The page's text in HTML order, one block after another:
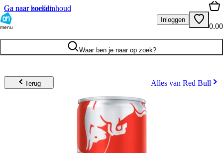
Ga naar hoofdinhoud
Ga naar zoeken
menu
Inloggen
0.00
Waar ben je naar op zoek?
Terug Alles van Red Bull